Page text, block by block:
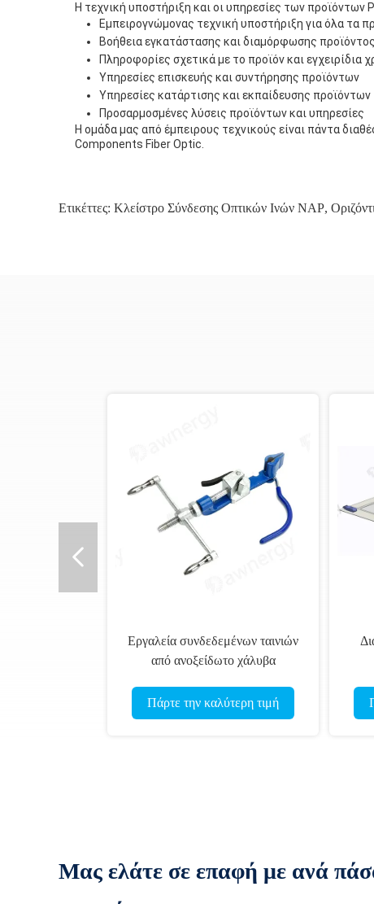
Η τεχνική υποστήριξη και οι υπηρεσίες των
Εμπειρογνώμονας τεχνική υποστήριξη για όλα τα
Βοήθεια εγκατάστασης και διαμόρφωσης προϊόντος
Πληροφορίες σχετικά με το προϊόν και εγχειρίδια
Υπηρεσίες επισκευής και συντήρησης προϊόντων
Υπηρεσίες κατάρτισης και εκπαίδευσης προϊόντων
Προσαρμοσμένες λύσεις προϊόντων και υπηρεσίες
Η ομάδα μας από έμπειρους τεχνικούς είναι πάντα
Components Fiber Optic.
Ετικέττες: Κλείστρο Σύνδεσης Οπτικών Ινών NAP,
Εργαλεία συνδεδεμένων ταινιών
από ανοξείδωτο χάλυβα
αποκόλληση καλωδίου από την
κορυφή της κοπής
Πάρτε την καλύτερη τιμή
Μας ελάτε σε επαφή με ανά